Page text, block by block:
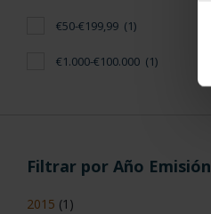
€50-€199,99 (1)
€1.000-€100.000 (1)
Filtrar por Año Emisión
2015 (1)